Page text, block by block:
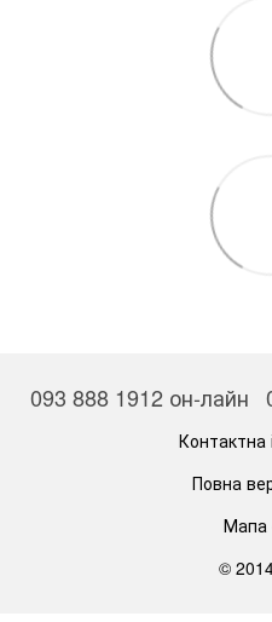
093 888 1912 он-лайн
Контактна
Повна
Мапа
©